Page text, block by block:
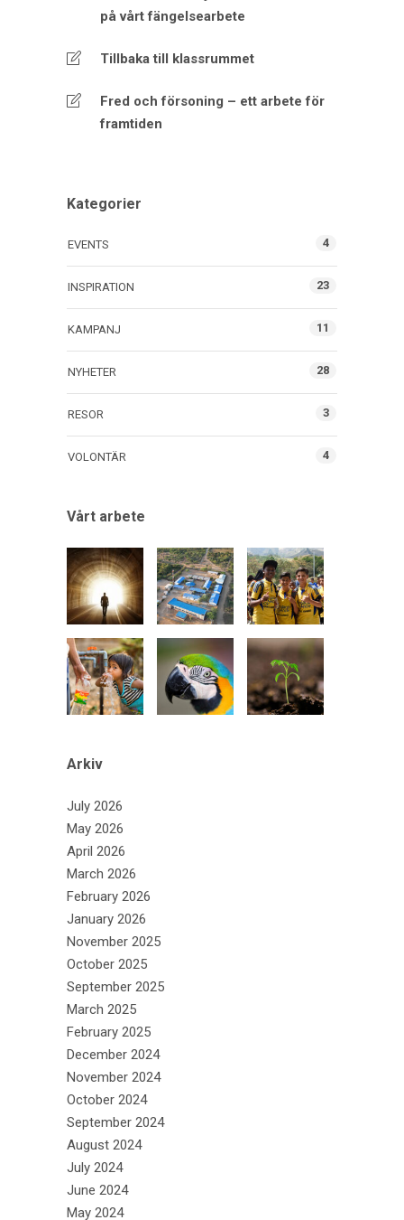
på vårt fängelsearbete
Tillbaka till klassrummet
Fred och försoning – ett arbete för
framtiden
Kategorier
EVENTS 4
INSPIRATION 23
KAMPANJ 11
NYHETER 28
RESOR 3
VOLONTÄR 4
Vårt arbete
Arkiv
July 2026
May 2026
April 2026
March 2026
February 2026
January 2026
November 2025
October 2025
September 2025
March 2025
February 2025
December 2024
November 2024
October 2024
September 2024
August 2024
July 2024
June 2024
May 2024